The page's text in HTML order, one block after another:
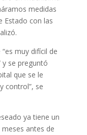
medidas
Estado con las
muy difícil de
y se preguntó
que se le
control”, se
ya tiene un
antes de